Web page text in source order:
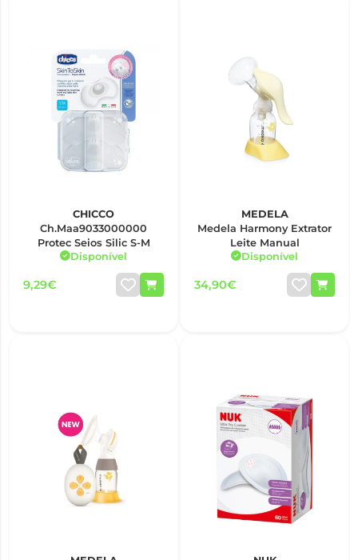
CHICCO
Ch.Maa9033000000
Protec Seios Silic S-M
Disponível
9,29€
MEDELA
Medela Harmony Extrator
Leite Manual
Disponível
34,90€